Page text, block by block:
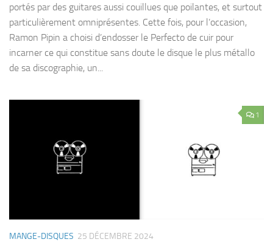
portés par des guitares aussi couillues que poilantes, et surtout
particulièrement omniprésentes. Cette fois, pour l’occasion,
Ramon Pipin a choisi d’endosser le Perfecto de cuir pour
incarner ce qui constitue sans doute le disque le plus métallo
de sa discographie, un...
1
MANGE-DISQUES 25 DÉCEMBRE 2024